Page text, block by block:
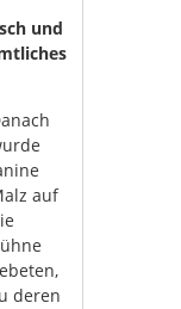
und
auf
deren